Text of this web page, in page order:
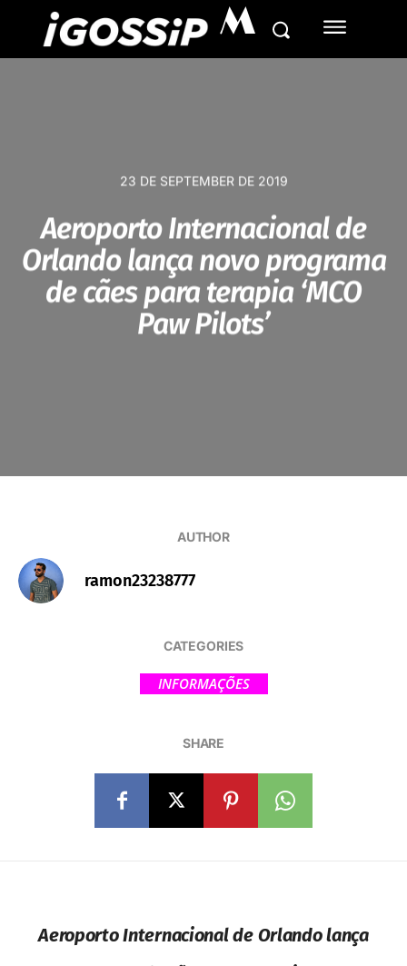
M
23 DE SEPTEMBER DE 2019
Aeroporto Internacional de
Orlando lança novo programa
de cães para terapia ‘MCO
Paw Pilots’
AUTHOR
ramon23238777
CATEGORIES
INFORMAÇÕES
SHARE
Aeroporto Internacional de Orlando lança